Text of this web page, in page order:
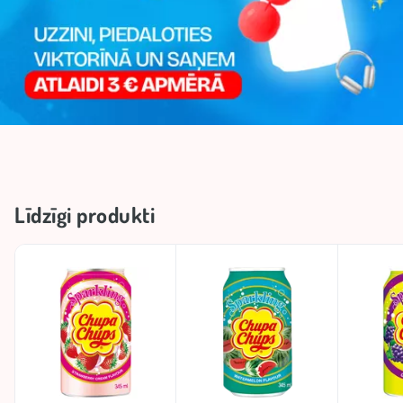
Līdzīgi produkti